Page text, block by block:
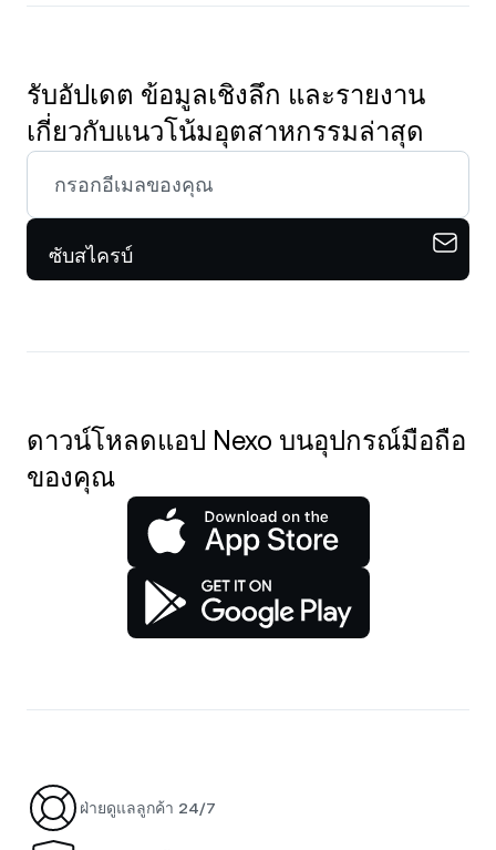
รับอัปเดต ข้อมูลเชิงลึก และรายงาน
เกี่ยวกับแนวโน้มอุตสาหกรรมล่าสุด
ซับสไครบ์
ดาวน์โหลดแอป Nexo บนอุปกรณ์มือถือ
ของคุณ
ฝ่ายดูแลลูกค้า 24/7